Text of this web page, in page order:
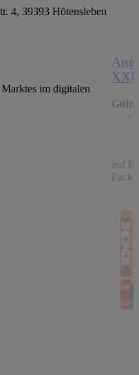
4, 39393 Hötensleben
im digitalen
XXL
auf